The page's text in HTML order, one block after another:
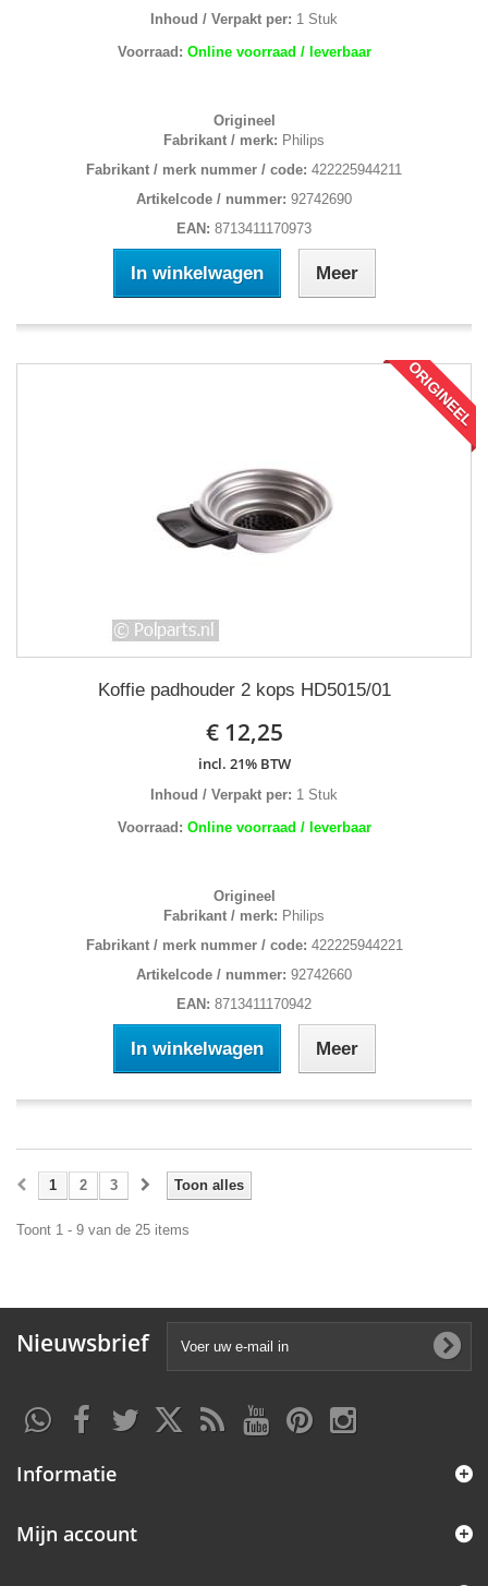
Inhoud / Verpakt per: 1 Stuk
Voorraad: Online voorraad / leverbaar
Origineel
Fabrikant / merk: Philips
Fabrikant / merk nummer / code: 422225944211
Artikelcode / nummer: 92742690
EAN: 8713411170973
In winkelwagen Meer
ORIGINEEL
Koffie padhouder 2 kops HD5015/01
€ 12,25
incl. 21% BTW
Inhoud / Verpakt per: 1 Stuk
Voorraad: Online voorraad / leverbaar
Origineel
Fabrikant / merk: Philips
Fabrikant / merk nummer / code: 422225944221
Artikelcode / nummer: 92742660
EAN: 8713411170942
In winkelwagen Meer
Toon alles
1 2 3
Toont 1 - 9 van de 25 items
Nieuwsbrief
Informatie
Mijn account